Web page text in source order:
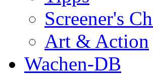
Screener's
Art & Action
Wachen-DB